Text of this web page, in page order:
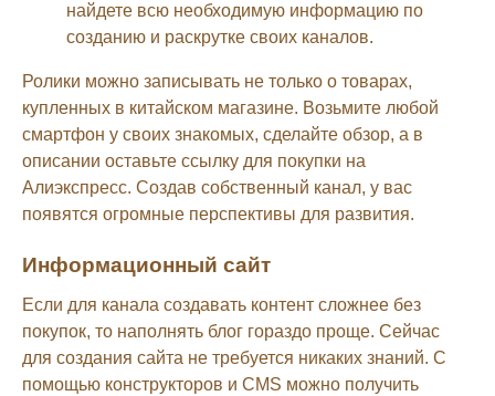
найдете всю необходимую информацию по
созданию и раскрутке своих каналов.
Ролики можно записывать не только о товарах,
купленных в китайском магазине. Возьмите любой
смартфон у своих знакомых, сделайте обзор, а в
описании оставьте ссылку для покупки на
Алиэкспресс. Создав собственный канал, у вас
появятся огромные перспективы для развития.
Информационный сайт
Если для канала создавать контент сложнее без
покупок, то наполнять блог гораздо проще. Сейчас
для создания сайта не требуется никаких знаний. С
помощью конструкторов и CMS можно получить